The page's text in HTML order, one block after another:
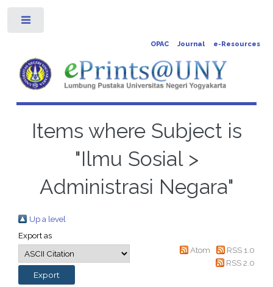
OPAC Journal e-Resources
Items where Subject is
"Ilmu Sosial >
Administrasi Negara"
Up a level
Export as
Atom
RSS 1.0
RSS 2.0